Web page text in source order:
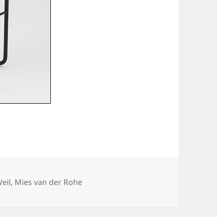
, Mies van der Rohe